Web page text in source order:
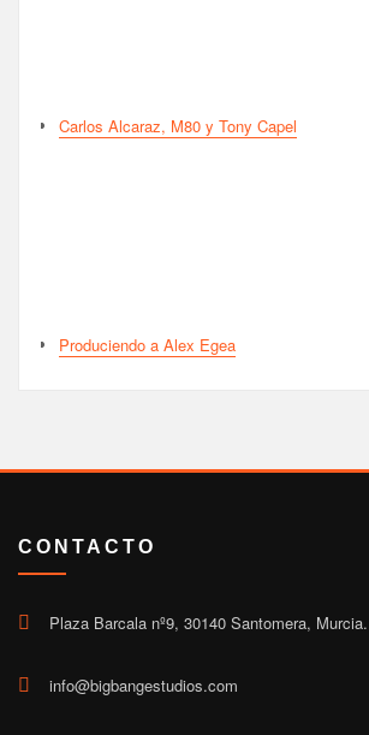
Carlos Alcaraz, M80 y Tony Capel
Produciendo a Alex Egea
CONTACTO
Plaza Barcala nº9, 30140 Santomera, Murcia.
info@bigbangestudios.com